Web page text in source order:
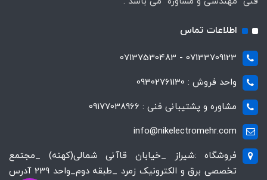
اطلاعات تماس
07133709123 - 07137530483
واحد فروش : 09302761130
مشاوره و پشتیبانی فنی : 09177038966
info@nikelectromehr.com
فروشگاه :شیراز _خیابان قاآنی شمالی(کهنه) _مجتمع
تخصصی برق و الکترونیک زمرد _طبقه دوم_واحد 239 آدرس